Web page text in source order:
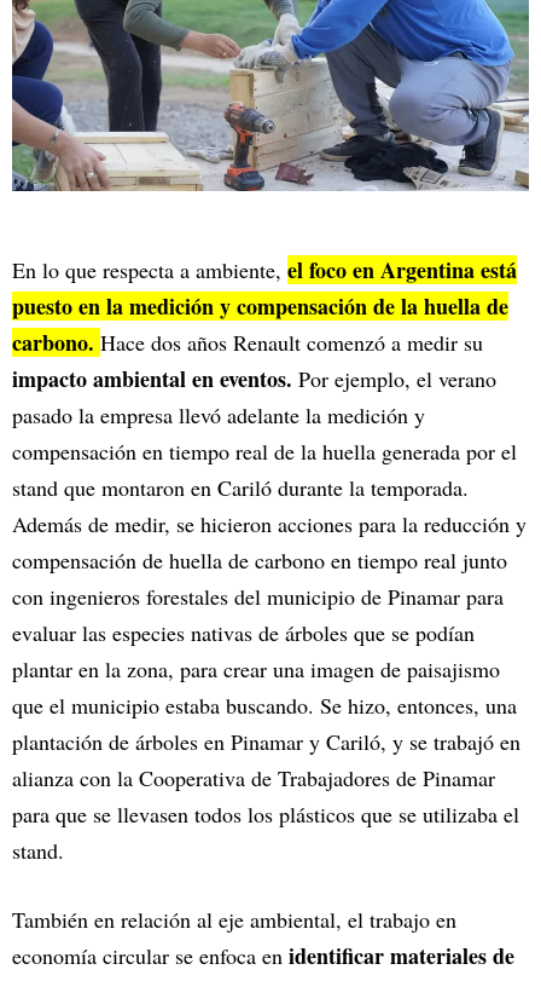
En lo que respecta a ambiente, el foco en Argentina está
puesto en la medición y compensación de la huella de
carbono. Hace dos años Renault comenzó a medir su
impacto ambiental en eventos. Por ejemplo, el verano
pasado la empresa llevó adelante la medición y
compensación en tiempo real de la huella generada por el
stand que montaron en Cariló durante la temporada.
Además de medir, se hicieron acciones para la reducción y
compensación de huella de carbono en tiempo real junto
con ingenieros forestales del municipio de Pinamar para
evaluar las especies nativas de árboles que se podían
plantar en la zona, para crear una imagen de paisajismo
que el municipio estaba buscando. Se hizo, entonces, una
plantación de árboles en Pinamar y Cariló, y se trabajó en
alianza con la Cooperativa de Trabajadores de Pinamar
para que se llevasen todos los plásticos que se utilizaba el
stand.
También en relación al eje ambiental, el trabajo en
economía circular se enfoca en identificar materiales de